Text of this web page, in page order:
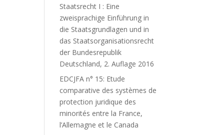
Staatsrecht I : Eine
zweisprachige Einführung in
die Staatsgrundlagen und in
das Staatsorganisationsrecht
der Bundesrepublik
Deutschland, 2. Auflage 2016
EDCJFA n° 15: Etude
comparative des systèmes de
protection juridique des
minorités entre la France,
l’Allemagne et le Canada